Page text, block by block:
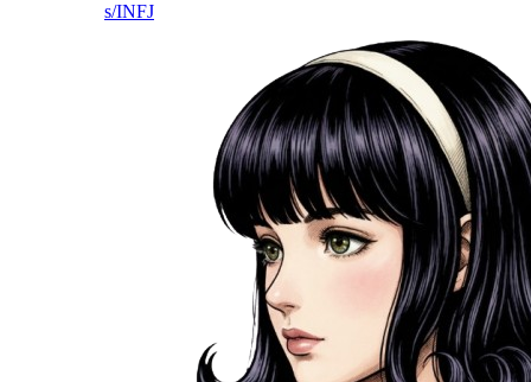
s/INFJ